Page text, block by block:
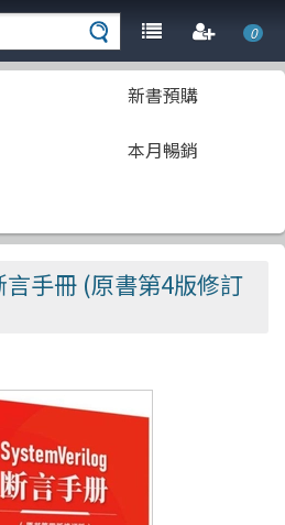
0
新書預購
本月暢銷
手冊 (原書第4版修訂